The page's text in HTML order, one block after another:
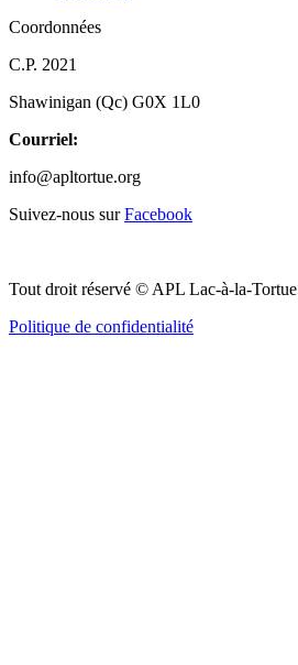
Coordonnées
C.P. 2021
Shawinigan (Qc) G0X 1L0
Courriel:
info@apltortue.org
Suivez-nous surFacebook
Tout droit réservé © APL Lac-à-la-Tortue
Politique de confidentialité